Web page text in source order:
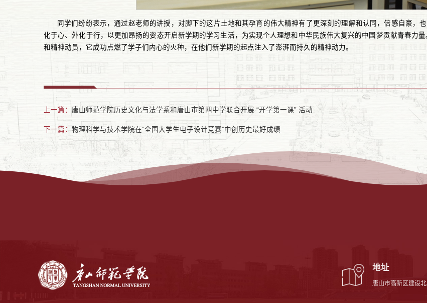
同学们纷纷表示，通过赵老师的讲授，对脚下的这片土地和其孕育的伟大精神有了更深刻的理解和认同，倍感自豪，
化于心、外化于行，以更加昂扬的姿态开启新学期的学习生活，为实现个人理想和中华民族伟大复兴的中国梦贡献青春力
和精神动员，它成功点燃了学子们内心的火种，在他们新学期的起点注入了澎湃而持久的精神动力。
上一篇： 唐山师范学院历史文化与法学系和唐山市第四中学联合开展 “开学第一课” 活动
下一篇： 物理科学与技术学院在“全国大学生电子设计竞赛”中创历史最好成绩
地址
唐山市高新区建设